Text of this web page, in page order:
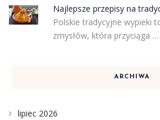
Najlepsze przepisy na
Polskie tradycyjne wypieki
zmysłów, która przyciąga …
ARCHIWA
lipiec 2026